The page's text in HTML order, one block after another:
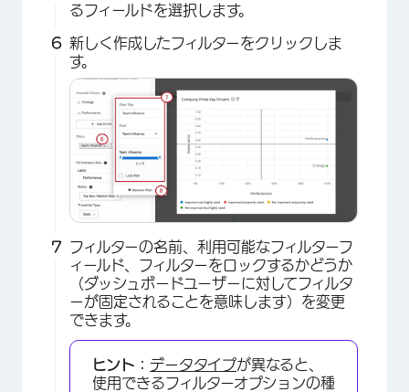
×
×
るフィールドを選択します。
新しく作成したフィルターをクリックしま
す。
フィルターの名前、利用可能なフィルターフ
ィールド、フィルターをロックするかどうか
（ダッシュボードユーザーに対してフィルタ
ーが固定されることを意味します）を変更
できます。
ヒント： データタイプが異なると、
使用できるフィルターオプションの種